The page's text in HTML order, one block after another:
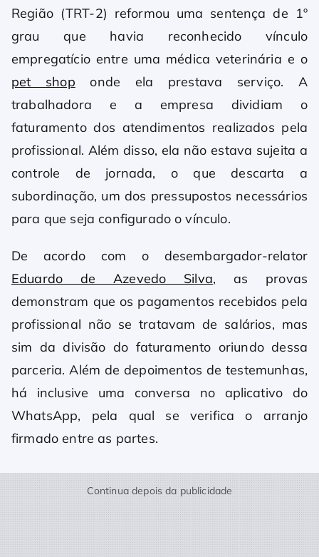
Região (TRT-2) reformou uma sentença de 1º
grau que havia reconhecido vínculo
empregatício entre uma médica veterinária e o
pet shop onde ela prestava serviço. A
trabalhadora e a empresa dividiam o
faturamento dos atendimentos realizados pela
profissional. Além disso, ela não estava sujeita a
controle de jornada, o que descarta a
subordinação, um dos pressupostos necessários
para que seja configurado o vínculo.
De acordo com o desembargador-relator
Eduardo de Azevedo Silva, as provas
demonstram que os pagamentos recebidos pela
profissional não se tratavam de salários, mas
sim da divisão do faturamento oriundo dessa
parceria. Além de depoimentos de testemunhas,
há inclusive uma conversa no aplicativo do
WhatsApp, pela qual se verifica o arranjo
firmado entre as partes.
Continua depois da publicidade